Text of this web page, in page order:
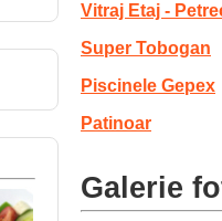
Vitraj Etaj -
Super Tobogan
Piscinele Gepex
Patinoar
Galerie